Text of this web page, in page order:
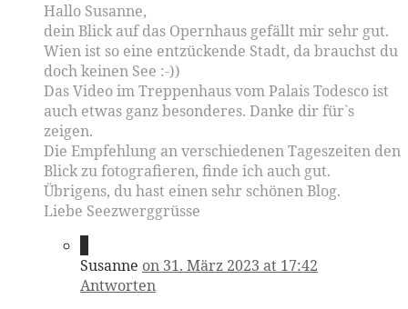
Hallo Susanne,
dein Blick auf das Opernhaus gefällt mir sehr gut.
Wien ist so eine entzückende Stadt, da brauchst du
doch keinen See :-))
Das Video im Treppenhaus vom Palais Todesco ist
auch etwas ganz besonderes. Danke dir für`s
zeigen.
Die Empfehlung an verschiedenen Tageszeiten den
Blick zu fotografieren, finde ich auch gut.
Übrigens, du hast einen sehr schönen Blog.
Liebe Seezwerggrüsse
Susanne on 31. März 2023 at 17:42
Antworten